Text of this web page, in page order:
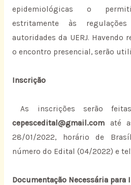
epidemiológicas o
estritamente às
autoridades da UERJ. Havendo
o encontro presencial, serão
Inscrição
As inscrições serão
cepescedital@gmail.comaté
28/01/2022, horário de
número do Edital (04/2022) e
Documentação Necessária para